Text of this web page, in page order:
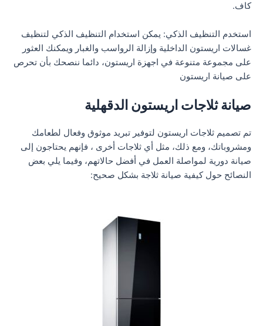
كاف.
استخدم التنظيف الذكي: يمكن استخدام التنظيف الذكي لتنظيف
غسالات اريستون الداخلية وإزالة الرواسب والغبار ويمكنك العثور
على مجموعة متنوعة في اجهزة اريستون، دائما ننصحك بأن تحرص
على صيانة اريستون
صيانة ثلاجات اريستون الدقهلية
تم تصميم ثلاجات اريستون لتوفير تبريد موثوق وفعال لطعامك
ومشروباتك، ومع ذلك، مثل أي ثلاجات أخرى ، فإنهم يحتاجون إلى
صيانة دورية لمواصلة العمل في أفضل حالاتهم، وفيما يلي بعض
النصائح حول كيفية صيانة ثلاجة بشكل صحيح: